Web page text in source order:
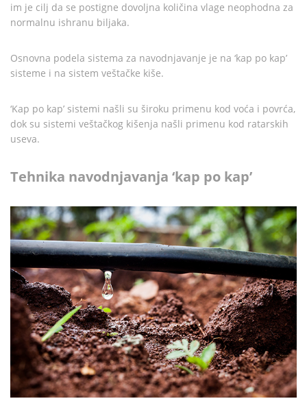
im je cilj da se postigne dovoljna količina vlage neophodna za
normalnu ishranu biljaka.
Osnovna podela sistema za navodnjavanje je na ‘kap po kap’
sisteme i na sistem veštačke kiše.
‘Kap po kap’ sistemi našli su široku primenu kod voća i povrća,
dok su sistemi veštačkog kišenja našli primenu kod ratarskih
useva.
Tehnika navodnjavanja ‘kap po kap’